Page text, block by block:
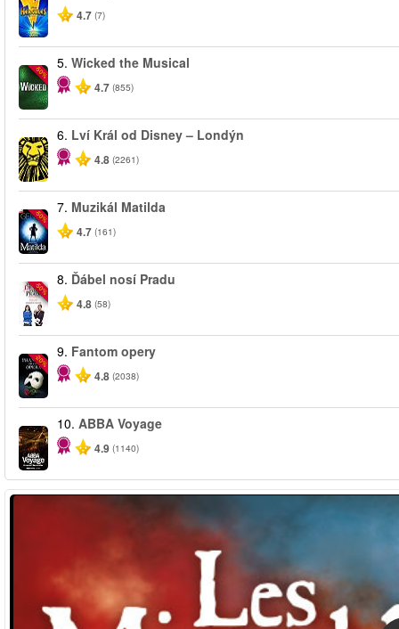
4.7 (7)
-50%
5. Wicked the Musical
4.7 (855)
6. Lví Král od Disney – Londýn
4.8 (2261)
-50%
7. Muzikál Matilda
4.7 (161)
-50%
8. Ďábel nosí Pradu
4.8 (58)
-20%
9. Fantom opery
4.8 (2038)
10. ABBA Voyage
4.9 (1140)